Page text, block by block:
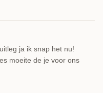
ja ik snap het nu!
moeite de je voor ons